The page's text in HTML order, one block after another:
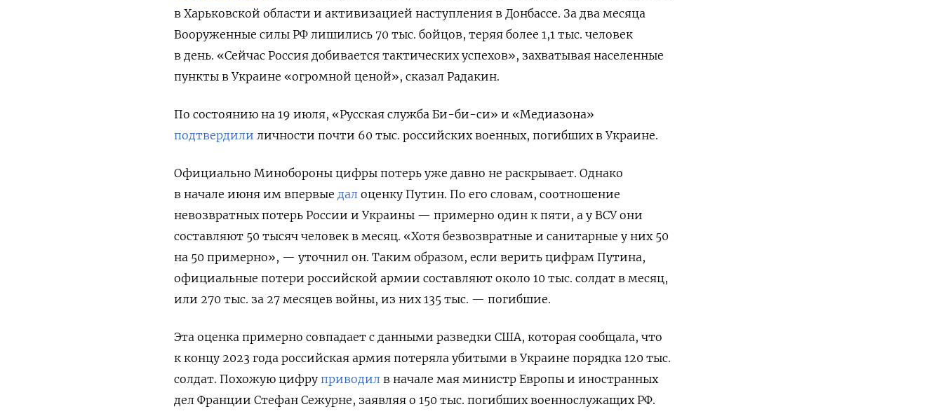
в Харьковской области и активизацией наступления в Донбассе. За два месяца
Вооруженные силы РФ лишились 70 тыс. бойцов, теряя более 1,1 тыс. человек
в день. «Сейчас Россия добивается тактических успехов», захватывая населенные
пункты в Украине «огромной ценой», сказал Радакин.
По состоянию на 19 июля, «Русская служба Би-би-си» и «Медиазона»
подтвердили личности почти 60 тыс. российских военных, погибших в Украине.
Официально Минобороны цифры потерь уже давно не раскрывает. Однако
в начале июня им впервые дал оценку Путин. По его словам, соотношение
невозвратных потерь России и Украины — примерно один к пяти, а у ВСУ они
составляют 50 тысяч человек в месяц. «Хотя безвозвратные и санитарные у них 50
на 50 примерно», — уточнил он. Таким образом, если верить цифрам Путина,
официальные потери российской армии составляют около 10 тыс. солдат в месяц,
или 270 тыс. за 27 месяцев войны, из них 135 тыс. — погибшие.
Эта оценка примерно совпадает с данными разведки США, которая сообщала, что
к концу 2023 года российская армия потеряла убитыми в Украине порядка 120 тыс.
солдат. Похожую цифру приводил в начале мая министр Европы и иностранных
дел Франции Стефан Сежурне, заявляя о 150 тыс. погибших военнослужащих РФ.